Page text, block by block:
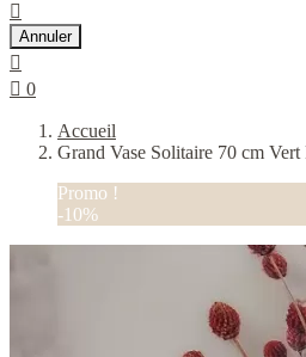

Annuler

 0
Accueil
Grand Vase Solitaire 70 cm
Promo !
-10%